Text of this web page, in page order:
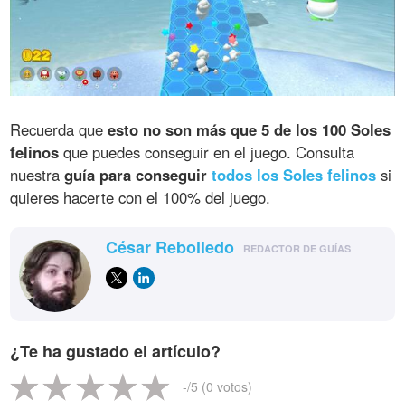
Recuerda queesto no son más que 5 de los 100 Soles
felinos que puedes conseguir en el juego. Consulta
nuestraguía para conseguirtodos los Soles felinos si
quieres hacerte con el 100% del juego.
César Rebolledo REDACTOR DE GUÍAS
¿Te ha gustado el artículo?
-/5 (0 votos)